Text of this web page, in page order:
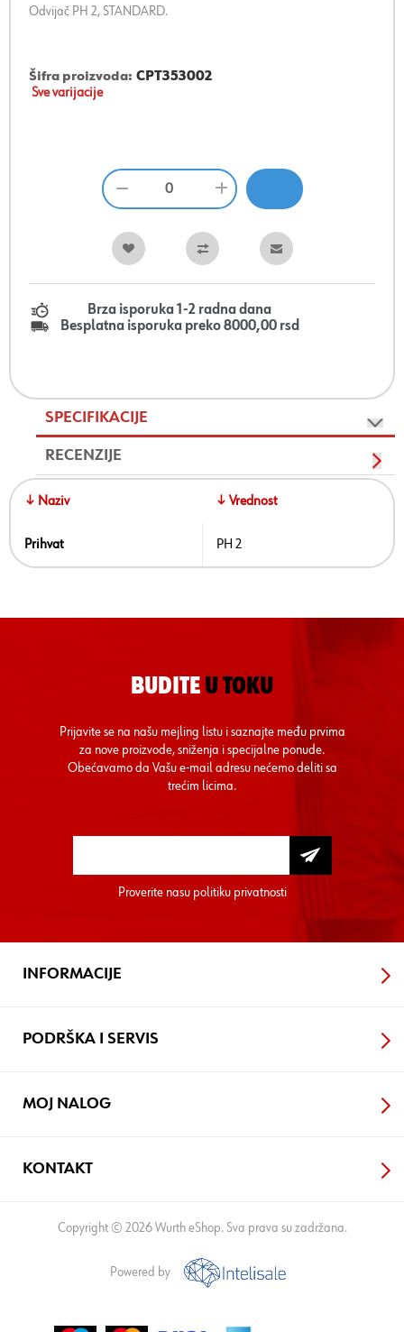
Odvijač PH 2, STANDARD.
Šifra proizvoda: CPT353002
Sve varijacije
Brza isporuka 1-2 radna dana
Besplatna isporuka preko 8000,00 rsd
SPECIFIKACIJE
RECENZIJE
↓ Naziv ↓ Vrednost
Prihvat PH 2
BUDITE U TOKU
Prijavite se na našu mejling listu i saznajte među prvima
za nove proizvode, sniženja i specijalne ponude.
Obećavamo da Vašu e-mail adresu nećemo deliti sa
trećim licima.
Proverite nasu politiku privatnosti
INFORMACIJE
PODRŠKA I SERVIS
MOJ NALOG
KONTAKT
Copyright © 2026 Wurth eShop. Sva prava su zadržana.
Powered by